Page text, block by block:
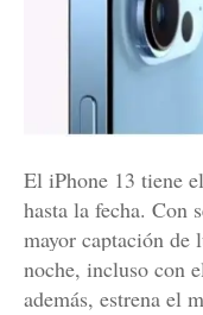
El iPhone 13 tiene
hasta la fecha. Con
mayor captación de
noche, incluso con
además, estrena el